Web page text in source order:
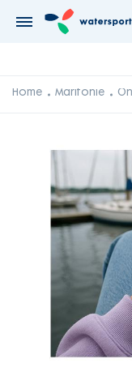
Home Marifonie